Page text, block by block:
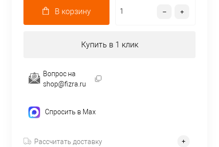
В корзину
Купить в 1 клик
Вопрос на
shop@fizra.ru
Спросить в Max
Рассчитать доставку